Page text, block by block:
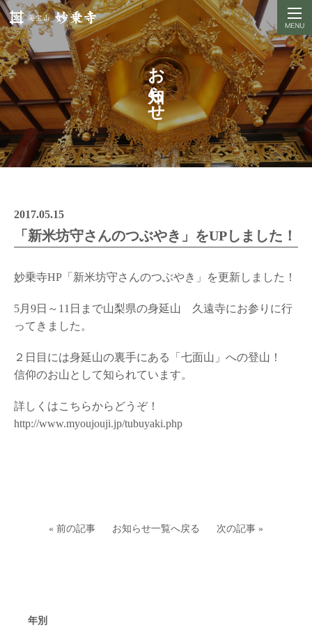
お知らせ
2017.05.15
「新米坊守さんのつぶやき」をUPしました！
妙乗寺HP「新米坊守さんのつぶやき」を更新しました！
5月9日～11日まで山梨県の身延山 久遠寺にお参りに行
ってきました。
２日目には身延山の裏手にある「七面山」への登山！
信仰のお山として知られています。
詳しくはこちらからどうぞ！
http://www.myoujouji.jp/tubuyaki.php
« 前の記事 お知らせ一覧へ戻る 次の記事 »
年別